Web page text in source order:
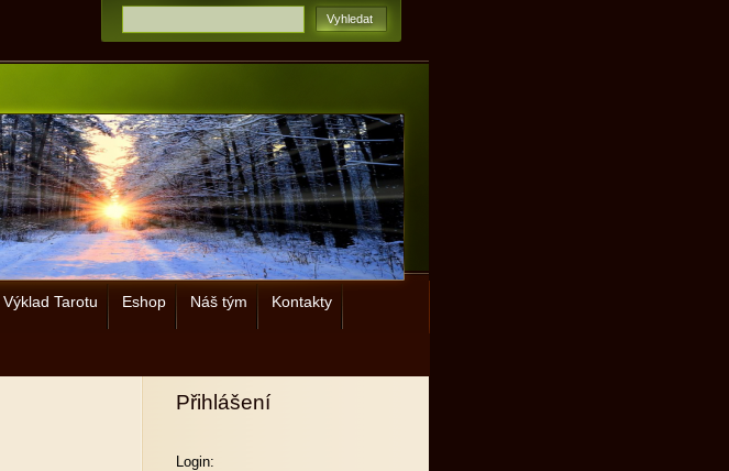
Výklad Tarotu Eshop Náš tým Kontakty
Přihlášení
Login: